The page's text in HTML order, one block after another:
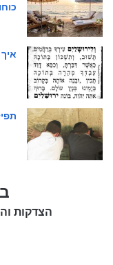
הצדקות